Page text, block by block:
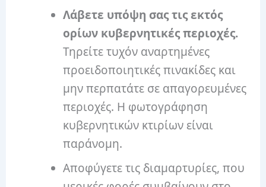
Λάβετε υπόψη σας τις εκτός
ορίων κυβερνητικές περιοχές.
Τηρείτε τυχόν αναρτημένες
προειδοποιητικές πινακίδες και
μην περπατάτε σε απαγορευμένες
περιοχές. Η φωτογράφηση
κυβερνητικών κτιρίων είναι
παράνομη.
Αποφύγετε τις διαμαρτυρίες, που